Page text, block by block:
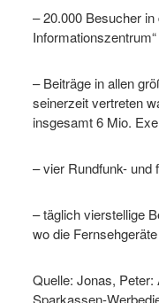
– 20.000 Besucher
– Beiträge in allen
seinerzeit vertreten
insgesamt 6 Mio.
– vier Rundfunk- und
– täglich vierstellige
wo die
Quelle: Jonas,
Sparkassen-